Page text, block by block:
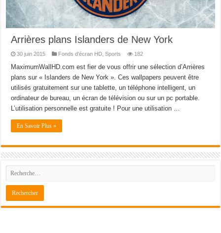
Arrières plans Islanders de New York
30 juin 2015 Fonds d'écran HD ,Sports 182
MaximumWallHD.com est fier de vous offrir une sélection d’Arrières
plans sur « Islanders de New York ». Ces wallpapers peuvent être
utilisés gratuitement sur une tablette, un téléphone intelligent, un
ordinateur de bureau, un écran de télévision ou sur un pc portable.
L’utilisation personnelle est gratuite ! Pour une utilisation …
En Savoir Plus »